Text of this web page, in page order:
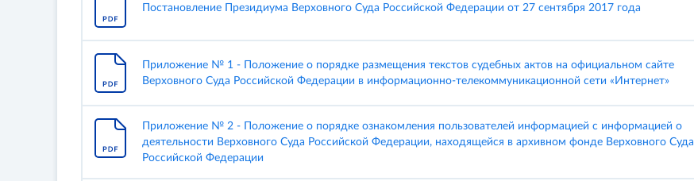
Постановление Президиума Верховного Суда Российской Федерации от 27 сентября 2017 года
Приложение № 1 - Положение о порядке размещения текстов судебных актов на официальном сайте
Верховного Суда Российской Федерации в информационно-телекоммуникационной сети «Интернет»
Приложение № 2 - Положение о порядке ознакомления пользователей информацией с информацией о
деятельности Верховного Суда Российской Федерации, находящейся в архивном фонде Верховного Суда
Российской Федерации